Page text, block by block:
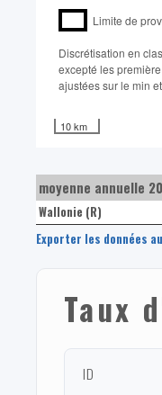
Limite de
Discrétisation en
excepté les
ajustées sur le min
10 km
moyenne annuelle
Wallonie (R)
Exporter les données
Taux
ID